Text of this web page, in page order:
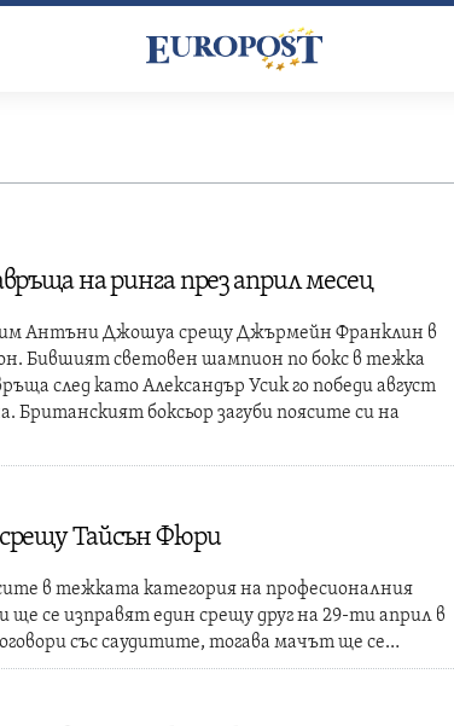
на ринга през април месец
Антъни Джошуа срещу Джърмейн Франклин в
Бившият световен шампион по бокс в тежка
след като Александър Усик го победи август
Британският боксьор загуби поясите си на
срещу Тайсън Фюри
в тежката категория на професионалния
ще се изправят един срещу друг на 29-ти април в
със саудитите, тогава мачът ще се…